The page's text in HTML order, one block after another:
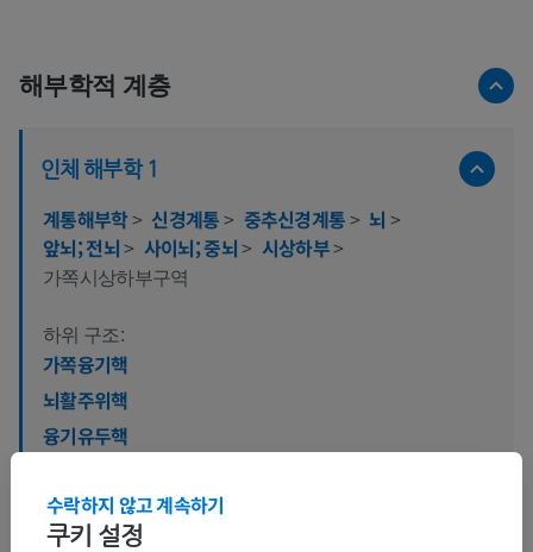
해부학적 계층
인체 해부학 1
계통해부학> 신경계통> 중추신경계통> 뇌 >
앞뇌; 전뇌> 사이뇌; 중뇌> 시상하부>
가쪽시상하부구역
하위 구조:
가쪽융기핵
뇌활주위핵
융기유두핵
쿠키 설정
수락하지 않고 계속하기